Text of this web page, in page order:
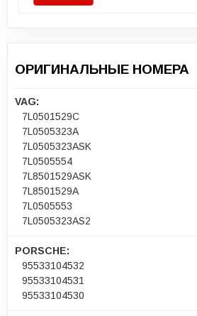
ОРИГИНАЛЬНЫЕ НОМЕРА
VAG:
7L0501529C
7L0505323A
7L0505323ASK
7L0505554
7L8501529ASK
7L8501529A
7L0505553
7L0505323AS2
PORSCHE:
95533104532
95533104531
95533104530